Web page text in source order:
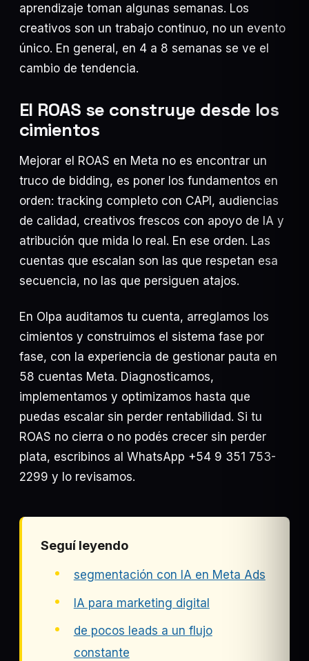
aprendizaje toman algunas semanas. Los
creativos son un trabajo continuo, no un evento
único. En general, en 4 a 8 semanas se ve el
cambio de tendencia.
El ROAS se construye desde los
cimientos
Mejorar el ROAS en Meta no es encontrar un
truco de bidding, es poner los fundamentos en
orden: tracking completo con CAPI, audiencias
de calidad, creativos frescos con apoyo de IA y
atribución que mida lo real. En ese orden. Las
cuentas que escalan son las que respetan esa
secuencia, no las que persiguen atajos.
En Olpa auditamos tu cuenta, arreglamos los
cimientos y construimos el sistema fase por
fase, con la experiencia de gestionar pauta en
58 cuentas Meta. Diagnosticamos,
implementamos y optimizamos hasta que
puedas escalar sin perder rentabilidad. Si tu
ROAS no cierra o no podés crecer sin perder
plata, escribinos al WhatsApp +54 9 351 753-
2299 y lo revisamos.
Seguí leyendo
segmentación con IA en Meta Ads
IA para marketing digital
de pocos leads a un flujo
constante